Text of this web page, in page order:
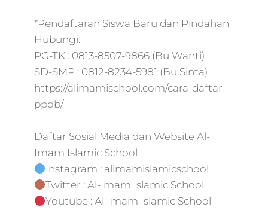
——————————-
*Pendaftaran Siswa Baru dan Pindahan
Hubungi:
PG-TK : 0813-8507-9866 (Bu Wanti)
SD-SMP : 0812-8234-5981 (Bu Sinta)
https://alimamischool.com/cara-daftar-
ppdb/
——————————-
Daftar Sosial Media dan Website Al-
Imam Islamic School :
Instagram : alimamislamicschool
Twitter : Al-Imam Islamic School
Youtube : Al-Imam Islamic School